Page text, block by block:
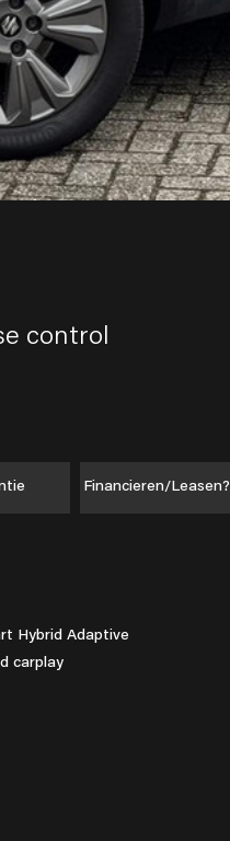
control
Financieren/Leasen?
Hybrid Adaptive
carplay